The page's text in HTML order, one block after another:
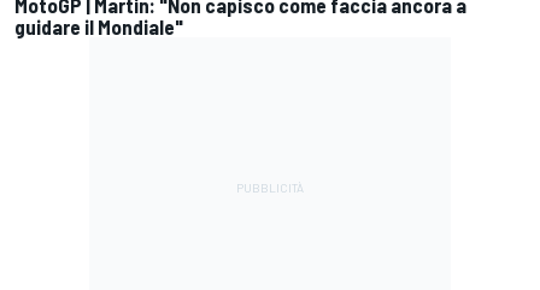
MotoGP | Martin: "Non capisco come faccia ancora a
guidare il Mondiale"